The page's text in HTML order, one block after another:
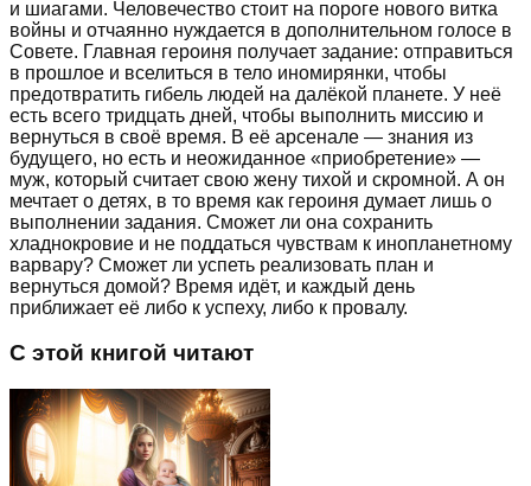
и шиагами. Человечество стоит на пороге нового витка
войны и отчаянно нуждается в дополнительном голосе в
Совете. Главная героиня получает задание: отправиться
в прошлое и вселиться в тело иномирянки, чтобы
предотвратить гибель людей на далёкой планете. У неё
есть всего тридцать дней, чтобы выполнить миссию и
вернуться в своё время. В её арсенале — знания из
будущего, но есть и неожиданное «приобретение» —
муж, который считает свою жену тихой и скромной. А он
мечтает о детях, в то время как героиня думает лишь о
выполнении задания. Сможет ли она сохранить
хладнокровие и не поддаться чувствам к инопланетному
варвару? Сможет ли успеть реализовать план и
вернуться домой? Время идёт, и каждый день
приближает её либо к успеху, либо к провалу.
С этой книгой читают